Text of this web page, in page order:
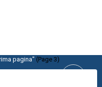
pagina" (Page 3)